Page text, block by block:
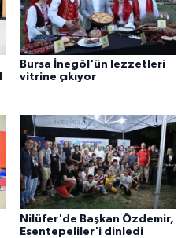
Bursa İnegöl'ün lezzetleri
vitrine çıkıyor
Nilüfer'de Başkan Özdemir,
Esentepeliler'i dinledi